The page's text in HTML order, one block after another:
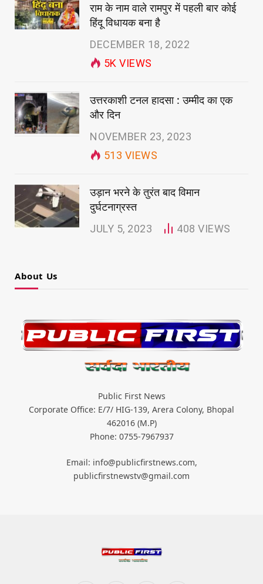
राम के नाम वाले रामपुर में पहली बार कोई
हिंदू विधायक बना है
DECEMBER 18, 2022
5KVIEWS
उत्तरकाशी टनल हादसा : उम्मीद का एक
और दिन
NOVEMBER 23, 2023
513 VIEWS
उड़ान भरने के तुरंत बाद विमान
दुर्घटनाग्रस्त
JULY 5, 2023 408VIEWS
About Us
Public First News
Corporate Office: E/7/ HIG-139, Arera Colony, Bhopal
462016 (M.P)
Phone: 0755-7967937
Email: info@publicfirstnews.com,
publicfirstnewstv@gmail.com